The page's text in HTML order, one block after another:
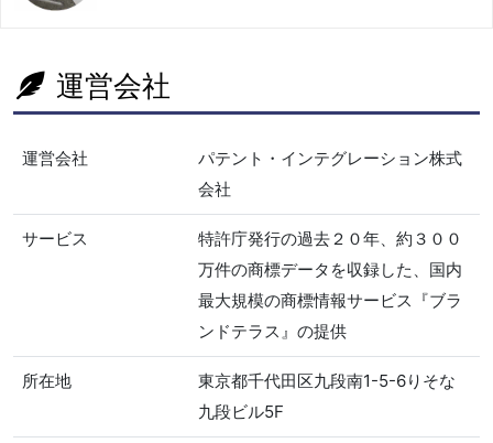
運営会社
運営会社
パテント・インテグレーション株式
会社
サービス
特許庁発行の過去２０年、約３００
万件の商標データを収録した、国内
最大規模の商標情報サービス『ブラ
ンドテラス』の提供
所在地
東京都千代田区九段南1-5-6りそな
九段ビル5F